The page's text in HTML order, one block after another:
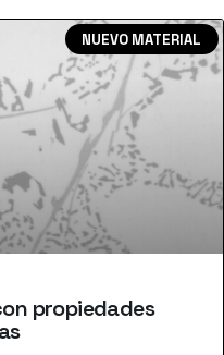
NUEVO MATERIAL
propiedades